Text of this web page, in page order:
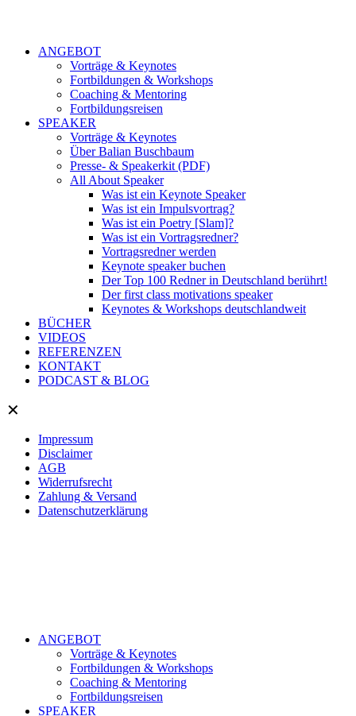
ANGEBOT
Vorträge & Keynotes
Fortbildungen & Workshops
Coaching & Mentoring
Fortbildungsreisen
SPEAKER
Vorträge & Keynotes
Über Balian Buschbaum
Presse- & Speakerkit (PDF)
All About Speaker
Was ist ein Keynote Speaker
Was ist ein Impulsvortrag?
Was ist ein Poetry [Slam]?
Was ist ein Vortragsredner?
Vortragsredner werden
Keynote speaker buchen
Der Top 100 Redner in Deutschland berührt!
Der first class motivations speaker
Keynotes & Workshops deutschlandweit
BÜCHER
VIDEOS
REFERENZEN
KONTAKT
PODCAST & BLOG
✕
Impressum
Disclaimer
AGB
Widerrufsrecht
Zahlung & Versand
Datenschutzerklärung
ANGEBOT
Vorträge & Keynotes
Fortbildungen & Workshops
Coaching & Mentoring
Fortbildungsreisen
SPEAKER